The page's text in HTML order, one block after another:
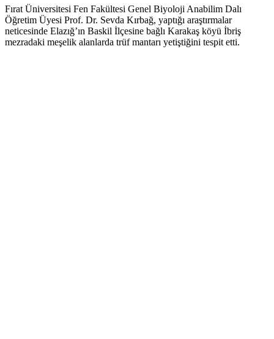
Fırat Üniversitesi Fen Fakültesi Genel Biyoloji Anabilim Dalı
Öğretim Üyesi Prof. Dr. Sevda Kırbağ, yaptığı araştırmalar
neticesinde Elazığ’ın Baskil İlçesine bağlı Karakaş köyü İbriş
mezradaki meşelik alanlarda trüf mantarı yetiştiğini tespit etti.